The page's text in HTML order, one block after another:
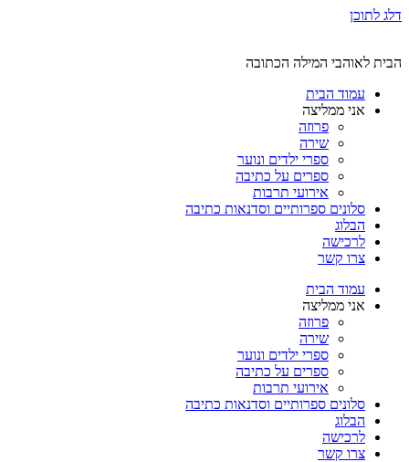
דלג לתוכן
הבית לאוהבי המילה הכתובה
עמוד הבית
אני ממליצה
פרוזה
שירה
ספרי ילדים ונוער
ספרים על כתיבה
אירועי תרבות
סלונים ספרותיים וסדנאות כתיבה
הבלוג
לרכישה
צרו קשר
עמוד הבית
אני ממליצה
פרוזה
שירה
ספרי ילדים ונוער
ספרים על כתיבה
אירועי תרבות
סלונים ספרותיים וסדנאות כתיבה
הבלוג
לרכישה
צרו קשר